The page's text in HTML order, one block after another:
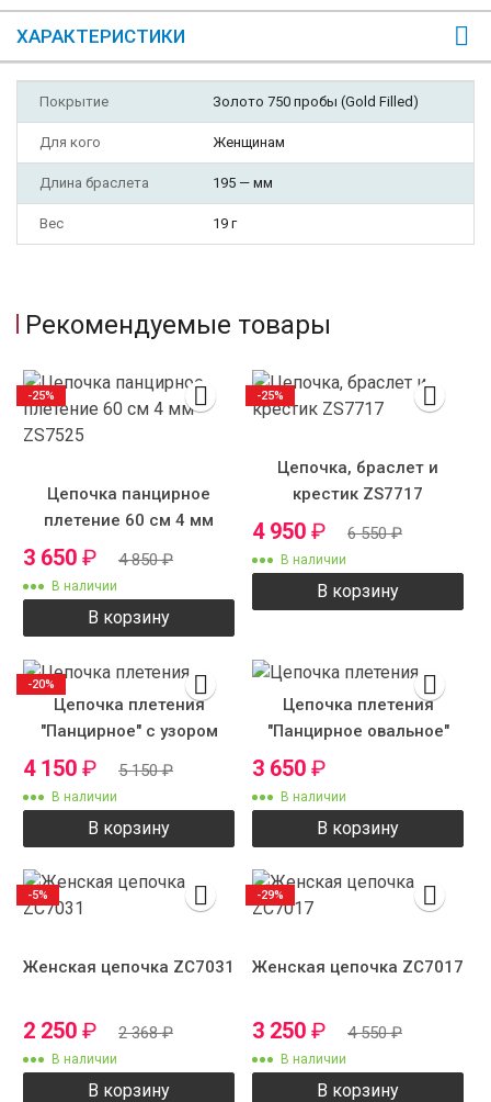
ХАРАКТЕРИСТИКИ
Покрытие Золото 750 пробы (Gold Filled)
Для кого Женщинам
Длина браслета 195 — мм
Вес 19 г
Рекомендуемые товары
Цепочка панцирное
плетение 60 см 4 мм
3 650 ₽ 4 850₽
В наличии
В корзину
-25%
Цепочка, браслет и
крестик ZS7717
4 950 ₽ 6 550₽
В наличии
В корзину
-25%
Цепочка плетения
"Панцирное" с узором
4 150 ₽ 5 150₽
В наличии
В корзину
-20%
Цепочка плетения
"Панцирное овальное"
3 650 ₽
В наличии
В корзину
Женская цепочка ZC7031
2 250 ₽ 2 368₽
В наличии
В корзину
-5%
Женская цепочка ZC7017
3 250 ₽ 4 550₽
В наличии
В корзину
-29%